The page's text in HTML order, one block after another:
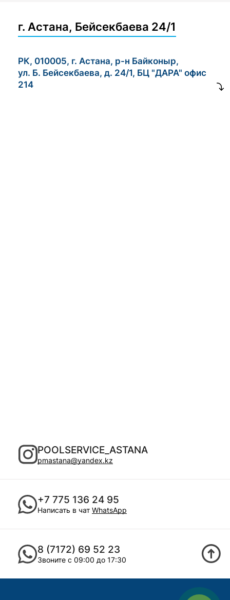
г. Астана, Бейсекбаева 24/1
РК, 010005, г. Астана, р-н Байконыр,
ул. Б. Бейсекбаева, д. 24/1, БЦ "ДАРА" офис
214
POOLSERVICE_ASTANA
pmastana@yandex.kz
+7 775 136 24 95
Написать в чат WhatsApp
8 (7172) 69 52 23
Звоните с 09:00 до 17:30